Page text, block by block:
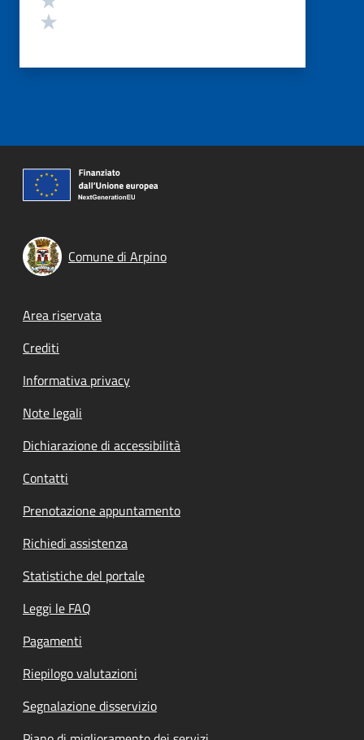
Comune di Arpino
Footer menu
Area riservata
Crediti
Informativa privacy
Note legali
Dichiarazione di accessibilità
Contatti
Prenotazione appuntamento
Richiedi assistenza
Statistiche del portale
Leggi le FAQ
Pagamenti
Riepilogo valutazioni
Segnalazione disservizio